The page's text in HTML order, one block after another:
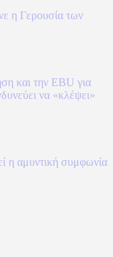
η Γερουσία των
και την EBU για
να «κλέψει»
η αμυντική συμφωνία